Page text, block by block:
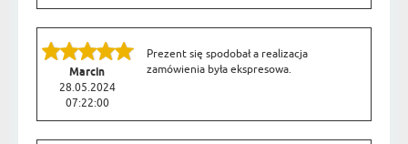
Marcin
28.05.2024
07:22:00
Prezent się spodobał a realizacja
zamówienia była ekspresowa.